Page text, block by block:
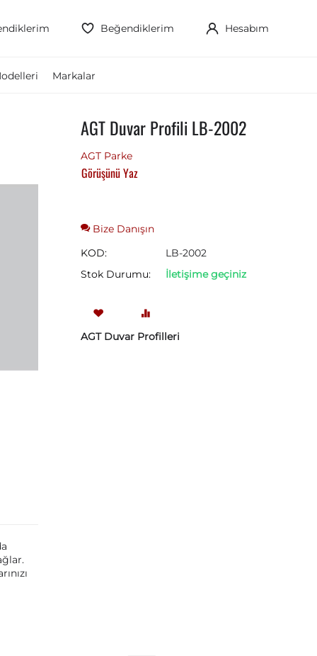
Beğendiklerim Hesabım
Markalar
AGT Duvar Profili LB-2002
AGT Parke
Görüşünü Yaz
Bize Danışın
KOD:
LB-2002
Stok Durumu:
İletişime geçiniz
AGT Duvar Profilleri